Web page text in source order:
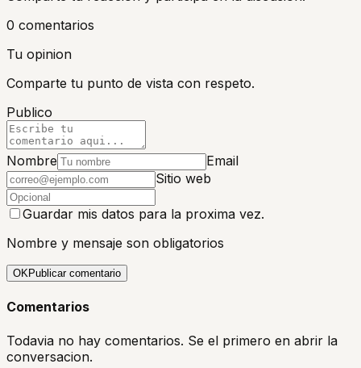
0 comentarios
Tu opinion
Comparte tu punto de vista con respeto.
Publico
Nombre
Email
Sitio web
Guardar mis datos para la proxima vez.
Nombre y mensaje son obligatorios
OKPublicar comentario
Comentarios
Todavia no hay comentarios. Se el primero en abrir la
conversacion.